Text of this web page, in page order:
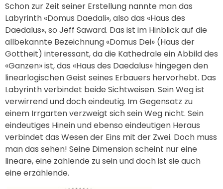
Schon zur Zeit seiner Erstellung nannte man das
Labyrinth «Domus Daedali», also das «Haus des
Daedalus«, so Jeff Saward. Das ist im Hinblick auf die
allbekannte Bezeichnung «Domus Dei» (Haus der
Gottheit) interessant, da die Kathedrale ein Abbild des
«Ganzen» ist, das «Haus des Daedalus» hingegen den
linearlogischen Geist seines Erbauers hervorhebt. Das
Labyrinth verbindet beide Sichtweisen. Sein Weg ist
verwirrend und doch eindeutig. Im Gegensatz zu
einem Irrgarten verzweigt sich sein Weg nicht. Sein
eindeutiges Hinein und ebenso eindeutigen Heraus
verbindet das Wesen der Eins mit der Zwei. Doch muss
man das sehen! Seine Dimension scheint nur eine
lineare, eine zählende zu sein und doch ist sie auch
eine erzählende.